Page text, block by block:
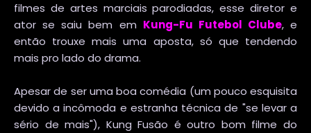
filmes de artes marciais parodiadas, esse diretor e
ator se saiu bem em Kung-Fu Futebol Clube, e
então trouxe mais uma aposta, só que tendendo
mais pro lado do drama.
Apesar de ser uma boa comédia (um pouco esquisita
devido a incômoda e estranha técnica de "se levar a
sério de mais"), Kung Fusão é outro bom filme do